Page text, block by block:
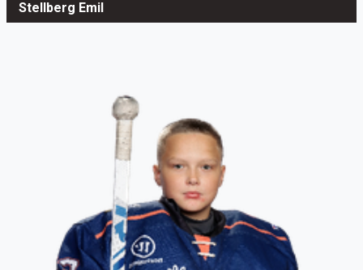
Stellberg Emil